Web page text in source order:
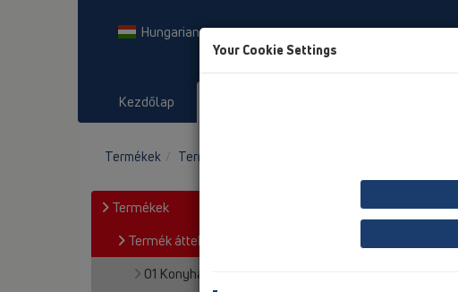
Hungarian
Kezdőlap
Termékek Termék áttekintés
Termékek
Termék áttekintés
01 Konyhai szifonok
Your Cookie Settings